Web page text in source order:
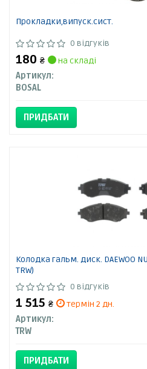
Прокладки,випуск.сист.
0 відгуків
180 ₴
на складі
Артикул:
BOSAL
ПРИДБАТИ
Колодка гальм. диск. DAEWOO
TRW)
0 відгуків
1 515 ₴
термін 2 дн.
Артикул:
TRW
ПРИДБАТИ